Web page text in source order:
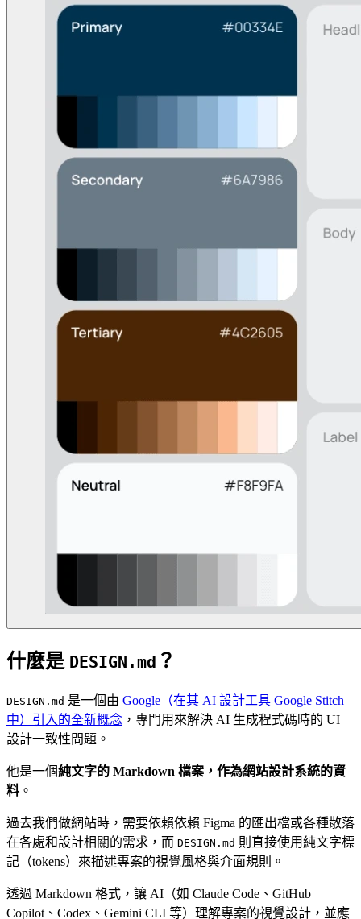
什麼是 DESIGN.md ？
DESIGN.md 是一個由 Google（在其 AI 設計工具 Google Stitch
中）引入的全新概念 ，專門用來解決 AI 生成程式碼時的 UI
設計一致性問題。
他是一個純文字的 Markdown 檔案，作為網站設計系統的資
料 。
過去我們做網站時，需要依賴依賴 Figma 的匯出檔或各種散落
在各處和設計相關的需求，而 DESIGN.md 則直接使用純文字標
記（tokens）來描述專案的視覺風格與介面規則。
透過 Markdown 格式，讓 AI（如 Claude Code、GitHub
Copilot、Codex、Gemini CLI 等）理解專案的視覺設計，並應